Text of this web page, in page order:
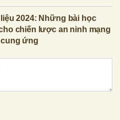
2024: Những bài học
chiến lược an ninh mạng
ứng